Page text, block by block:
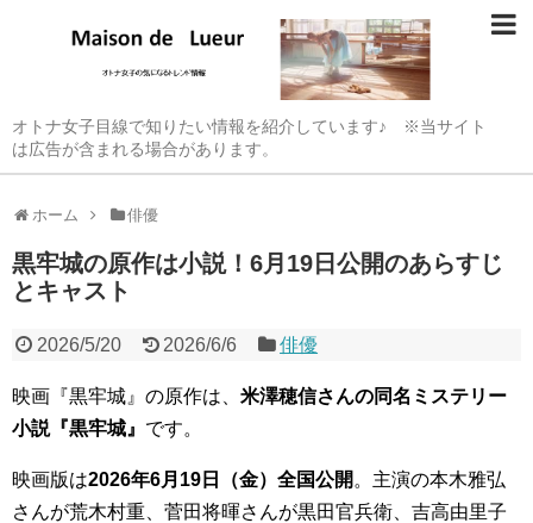
オトナ女子目線で知りたい情報を紹介しています♪ ※当サイト
は広告が含まれる場合があります。
ホーム 俳優
黒牢城の原作は小説！6月19日公開のあらすじ
とキャスト
2026/5/20 2026/6/6 俳優
映画『黒牢城』の原作は、 米澤穂信さんの同名ミステリー
小説『黒牢城』 です。
映画版は2026年6月19日（金）全国公開 。主演の本木雅弘
さんが荒木村重、菅田将暉さんが黒田官兵衛、吉高由里子